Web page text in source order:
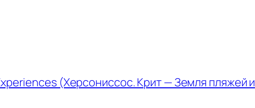
(Херсониссос. Крит — Земля пляжей и